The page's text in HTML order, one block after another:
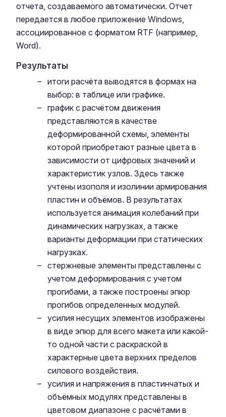
отчета, создаваемого автоматически. Отчет
передается в любое приложение Windows,
ассоциированное с форматом RTF (например,
Word).
Результаты
итоги расчёта выводятся в формах на
выбор: в таблице или графике.
график с расчётом движения
представляются в качестве
деформированной схемы, элементы
которой приобретают разные цвета в
зависимости от цифровых значений и
характеристик узлов. Здесь также
учтены изополя и изолинии армирования
пластин и объёмов. В результатах
используется анимация колебаний при
динамических нагрузках, а также
варианты деформации при статических
нагрузках.
стержневые элементы представлены с
учетом деформирования с учетом
прогибами, а также построены эпюр
прогибов определенных модулей.
усилия несущих элементов изображены
в виде эпюр для всего макета или какой-
то одной части с раскраской в
характерные цвета верхних пределов
силового воздействия.
усилия и напряжения в пластинчатых и
объёмных модулях представлены в
цветовом диапазоне с расчётами в